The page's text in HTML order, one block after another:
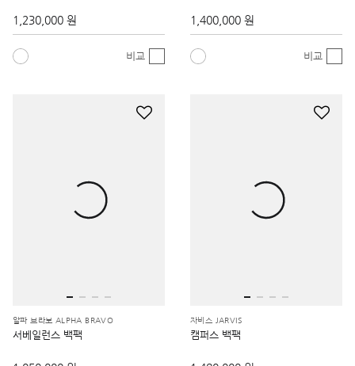
1,230,000 원
비교
1,400,000 원
비교
알파 브라보 ALPHA BRAVO
서베일런스 백팩
자비스 JARVIS
캠퍼스 백팩